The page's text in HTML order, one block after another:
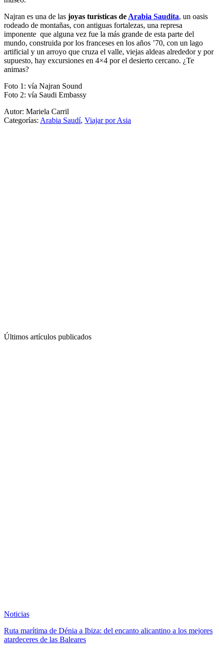
Najran es una de las joyas turísticas de Arabia Saudita, un oasis
rodeado de montañas, con antiguas fortalezas, una represa
imponente que alguna vez fue la más grande de esta parte del
mundo, construida por los franceses en los años ’70, con un lago
artificial y un arroyo que cruza el valle, viejas aldeas alrededor y por
supuesto, hay excursiones en 4×4 por el desierto cercano. ¿Te
animas?
Foto 1: vía Najran Sound
Foto 2: vía Saudi Embassy
Autor: Mariela Carril
Categorías: Arabia Saudí, Viajar por Asia
Últimos artículos publicados
Noticias
Ruta marítima de Dénia a Ibiza: del encanto alicantino a los mejores
atardeceres de las Baleares